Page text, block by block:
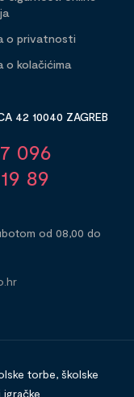
o privatnosti
o kolačićima
42 10040 ZAGREB
096
89
od 08,00 do
torbe, školske
igračke